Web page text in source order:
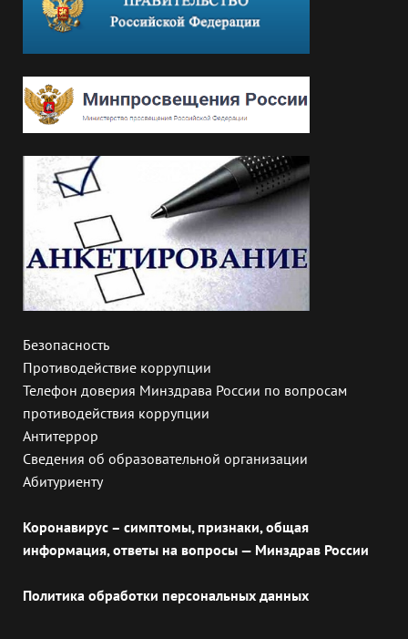
Безопасность
Противодействие коррупции
Телефон доверия Минздрава России по вопросам
противодействия коррупции
Антитеррор
Сведения об образовательной организации
Абитуриенту
Коронавирус – симптомы, признаки, общая
информация, ответы на вопросы — Минздрав России
Политика обработки персональных данных